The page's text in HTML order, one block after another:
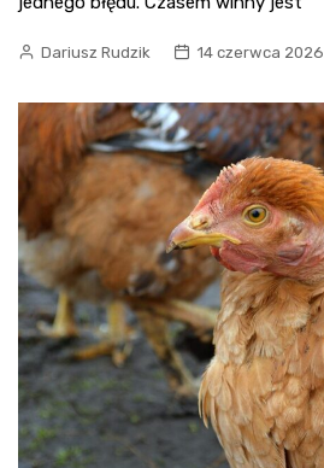
Dariusz Rudzik 14 czerwca 2026